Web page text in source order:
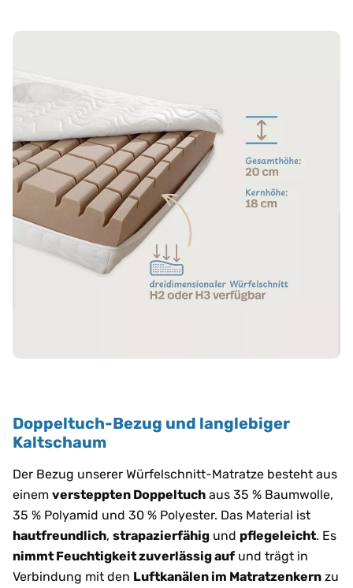
Doppeltuch-Bezug und langlebiger
Kaltschaum
Der Bezug unserer Würfelschnitt-Matratze besteht aus
einem versteppten Doppeltuch aus 35 % Baumwolle,
35 % Polyamid und 30 % Polyester. Das Material ist
hautfreundlich, strapazierfähig und pflegeleicht. Es
nimmt Feuchtigkeit zuverlässig auf und trägt in
Verbindung mit den Luftkanälen im Matratzenkern zu